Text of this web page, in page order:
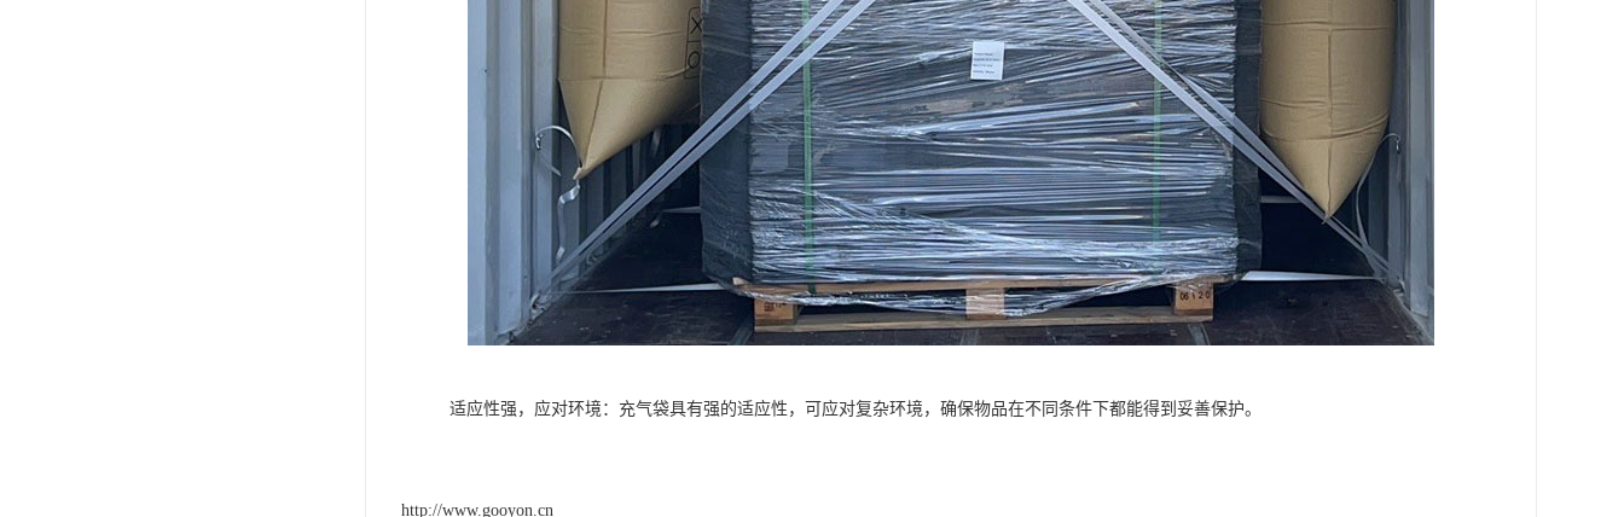
适应性强，应对环境：充气袋具有强的适应性，可应对复杂环境，确保物品在不同条件下都能得到妥善保护。
http://www.gooyon.cn